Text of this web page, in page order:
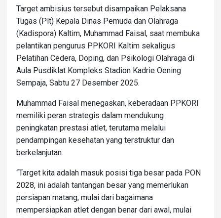
Target ambisius tersebut disampaikan Pelaksana
Tugas (Plt) Kepala Dinas Pemuda dan Olahraga
(Kadispora) Kaltim, Muhammad Faisal, saat membuka
pelantikan pengurus PPKORI Kaltim sekaligus
Pelatihan Cedera, Doping, dan Psikologi Olahraga di
Aula Pusdiklat Kompleks Stadion Kadrie Oening
Sempaja, Sabtu 27 Desember 2025.
Muhammad Faisal menegaskan, keberadaan PPKORI
memiliki peran strategis dalam mendukung
peningkatan prestasi atlet, terutama melalui
pendampingan kesehatan yang terstruktur dan
berkelanjutan.
“Target kita adalah masuk posisi tiga besar pada PON
2028, ini adalah tantangan besar yang memerlukan
persiapan matang, mulai dari bagaimana
mempersiapkan atlet dengan benar dari awal, mulai